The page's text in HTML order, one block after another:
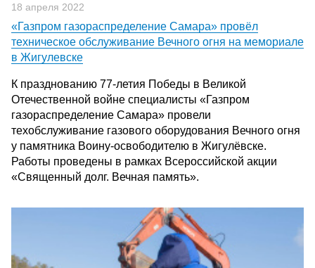
18 апреля 2022
«Газпром газораспределение Самара» провёл
техническое обслуживание Вечного огня на мемориале
в Жигулевске
К празднованию 77-летия Победы в Великой
Отечественной войне специалисты «Газпром
газораспределение Самара» провели
техобслуживание газового оборудования Вечного огня
у памятника Воину-освободителю в Жигулёвске.
Работы проведены в рамках Всероссийской акции
«Священный долг. Вечная память».